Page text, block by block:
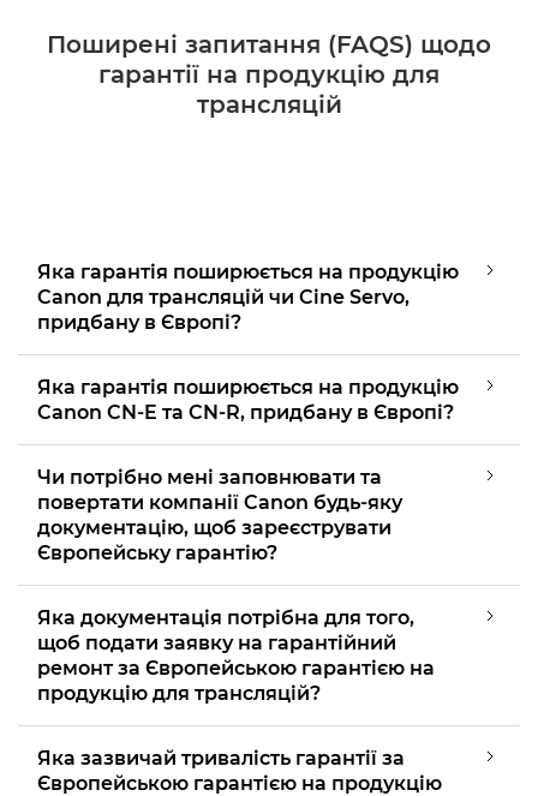
Поширені запитання (FAQS) щодо
гарантії на продукцію для
трансляцій
Яка гарантія поширюється на продукцію
Canon для трансляцій чи Cine Servo,
придбану в Європі?
Яка гарантія поширюється на продукцію
Canon CN-E та CN-R, придбану в Європі?
Чи потрібно мені заповнювати та
повертати компанії Canon будь-яку
документацію, щоб зареєструвати
Європейську гарантію?
Яка документація потрібна для того,
щоб подати заявку на гарантійний
ремонт за Європейською гарантією на
продукцію для трансляцій?
Яка зазвичай тривалість гарантії за
Європейською гарантією на продукцію